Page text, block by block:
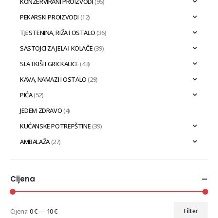
PEKARSKI PROIZVODI (12)
TJESTENINA, RIŽA I OSTALO(36)
SASTOJCI ZA JELA I KOLAČE(39)
SLATKIŠI I GRICKALICE(43)
KAVA, NAMAZI I OSTALO(29)
PIĆA(52)
JEDEM ZDRAVO(4)
KUĆANSKE POTREPŠTINE(39)
AMBALAŽA(27)
Cijena
Filter
Cijena:0 € — 10 €